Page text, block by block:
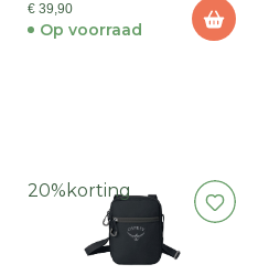
€ 39,90
Op voorraad
20% korting